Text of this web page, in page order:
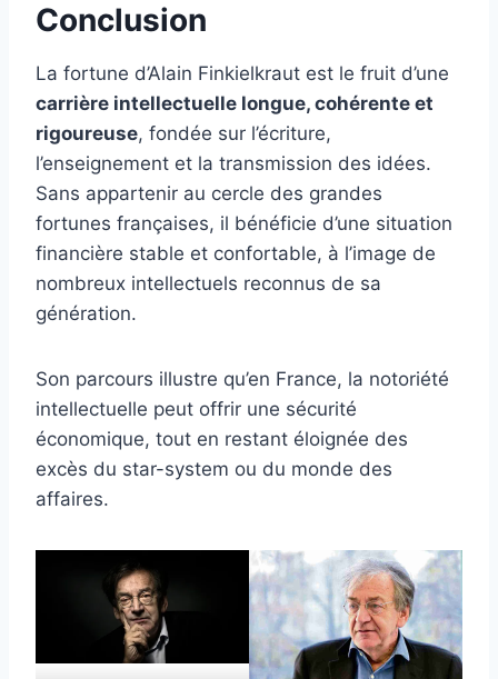
Conclusion
La fortune d’Alain Finkielkraut est le fruit d’une
carrière intellectuelle longue, cohérente et
rigoureuse, fondée sur l’écriture,
l’enseignement et la transmission des idées.
Sans appartenir au cercle des grandes
fortunes françaises, il bénéficie d’une situation
financière stable et confortable, à l’image de
nombreux intellectuels reconnus de sa
génération.
Son parcours illustre qu’en France, la notoriété
intellectuelle peut offrir une sécurité
économique, tout en restant éloignée des
excès du star-system ou du monde des
affaires.